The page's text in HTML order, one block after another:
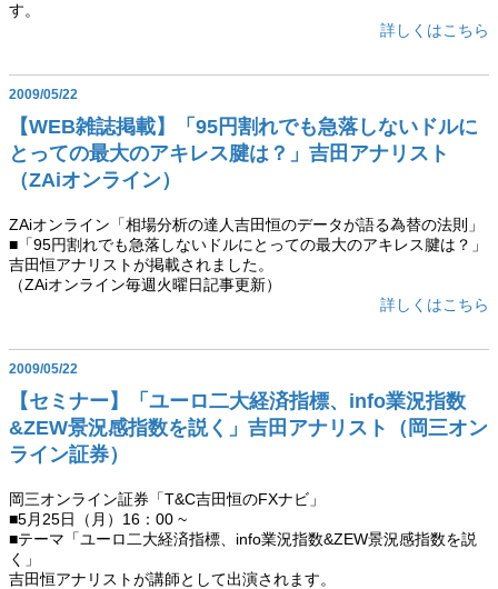
す。
詳しくはこちら
2009/05/22
【WEB雑誌掲載】「95円割れでも急落しないドルに
とっての最大のアキレス腱は？」吉田アナリスト
（ZAiオンライン）
ZAiオンライン「相場分析の達人吉田恒のデータが語る為替の法則」
■「95円割れでも急落しないドルにとっての最大のアキレス腱は？」
吉田恒アナリストが掲載されました。
（ZAiオンライン毎週火曜日記事更新）
詳しくはこちら
2009/05/22
【セミナー】「ユーロ二大経済指標、info業況指数
&ZEW景況感指数を説く」吉田アナリスト（岡三オン
ライン証券）
岡三オンライン証券「T&C吉田恒のFXナビ」
■5月25日（月）16：00 ~
■テーマ「ユーロ二大経済指標、info業況指数&ZEW景況感指数を説
く」
吉田恒アナリストが講師として出演されます。